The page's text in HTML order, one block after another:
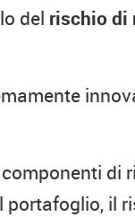
del rischio di
di
il